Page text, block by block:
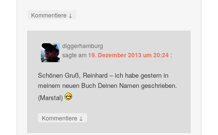
Kommentiere ↓
diggerhamburg
sagte am19. Dezember 2013 um 20:24 :
Schönen Gruß, Reinhard – ich habe gestern in
meinem neuen Buch Deinen Namen geschrieben.
(Marstal)
Kommentiere ↓